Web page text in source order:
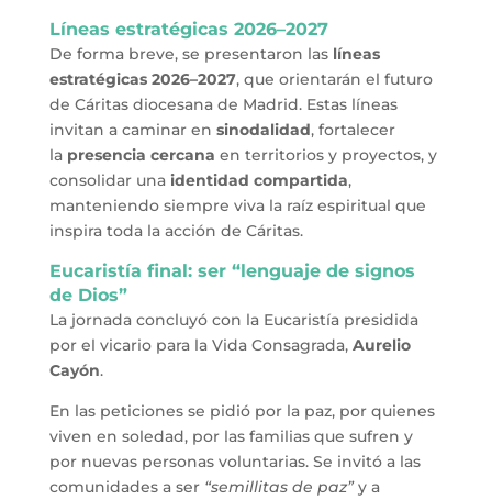
Líneas estratégicas 2026–2027
De forma breve, se presentaron las líneas
estratégicas 2026–2027, que orientarán el futuro
de Cáritas diocesana de Madrid. Estas líneas
invitan a caminar en sinodalidad, fortalecer
la presencia cercana en territorios y proyectos, y
consolidar una identidad compartida,
manteniendo siempre viva la raíz espiritual que
inspira toda la acción de Cáritas.
Eucaristía final: ser “lenguaje de signos
de Dios”
La jornada concluyó con la Eucaristía presidida
por el vicario para la Vida Consagrada, Aurelio
Cayón.
En las peticiones se pidió por la paz, por quienes
viven en soledad, por las familias que sufren y
por nuevas personas voluntarias. Se invitó a las
comunidades a ser “semillitas de paz”y a